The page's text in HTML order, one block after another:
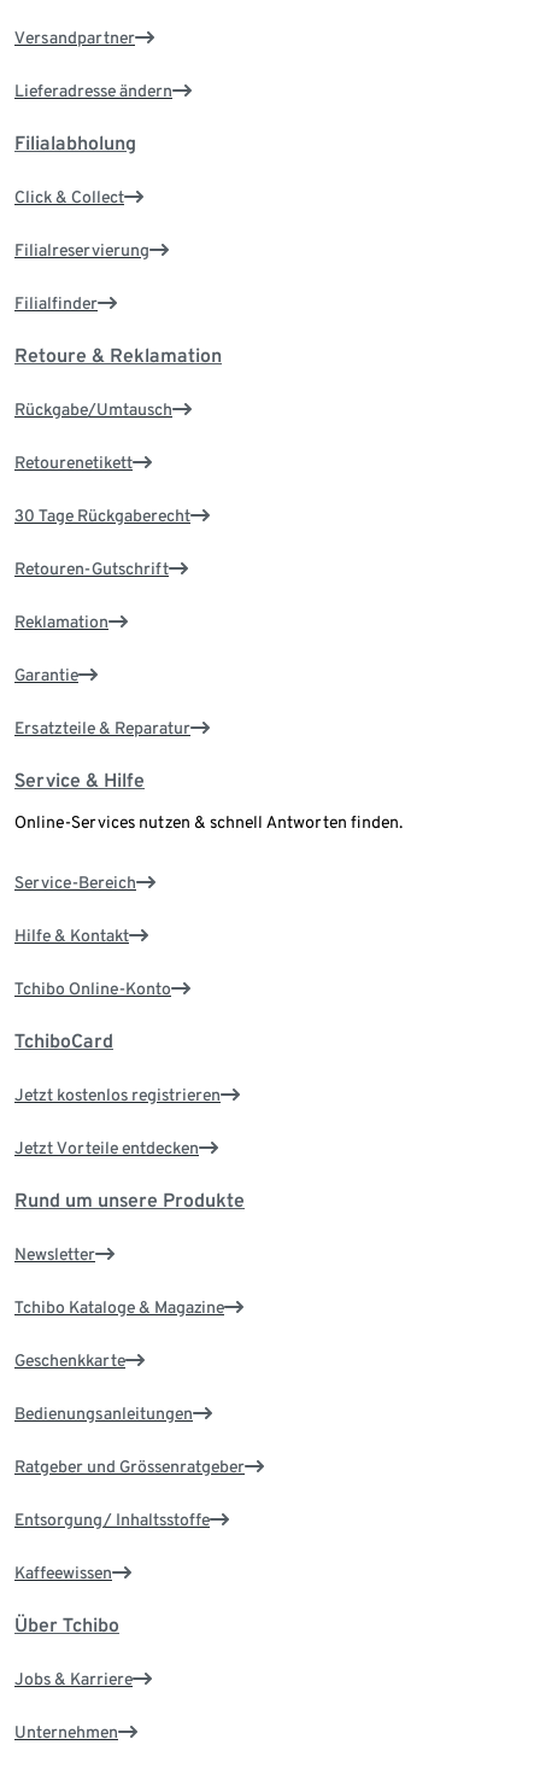
Versandpartner
Lieferadresse ändern
Filialabholung
Click & Collect
Filialreservierung
Filialfinder
Retoure & Reklamation
Rückgabe/Umtausch
Retourenetikett
30 Tage Rückgaberecht
Retouren-Gutschrift
Reklamation
Garantie
Ersatzteile & Reparatur
Service & Hilfe
Online-Services nutzen & schnell Antworten finden.
Service-Bereich
Hilfe & Kontakt
Tchibo Online-Konto
TchiboCard
Jetzt kostenlos registrieren
Jetzt Vorteile entdecken
Rund um unsere Produkte
Newsletter
Tchibo Kataloge & Magazine
Geschenkkarte
Bedienungsanleitungen
Ratgeber und Grössenratgeber
Entsorgung/ Inhaltsstoffe
Kaffeewissen
Über Tchibo
Jobs & Karriere
Unternehmen